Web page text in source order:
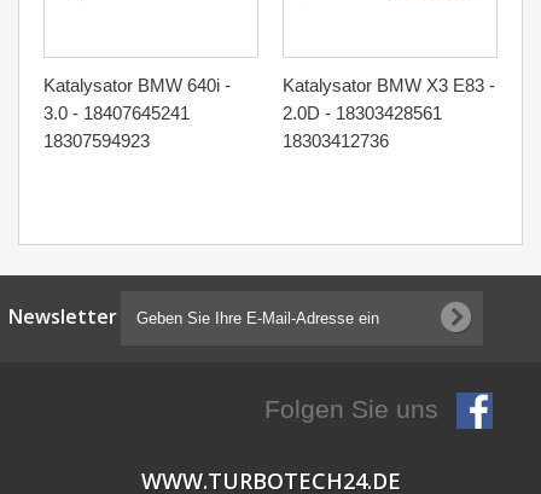
Katalysator BMW 640i -
3.0 - 18407645241
18307594923
Katalysator BMW X3 E83 -
2.0D - 18303428561
18303412736
Newsletter
Folgen Sie uns
WWW.TURBOTECH24.DE